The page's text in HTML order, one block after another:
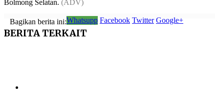
Bolmong Selatan. (ADV)
Bagikan berita ini:Whatsupp Facebook Twitter Google+
BERITA TERKAIT